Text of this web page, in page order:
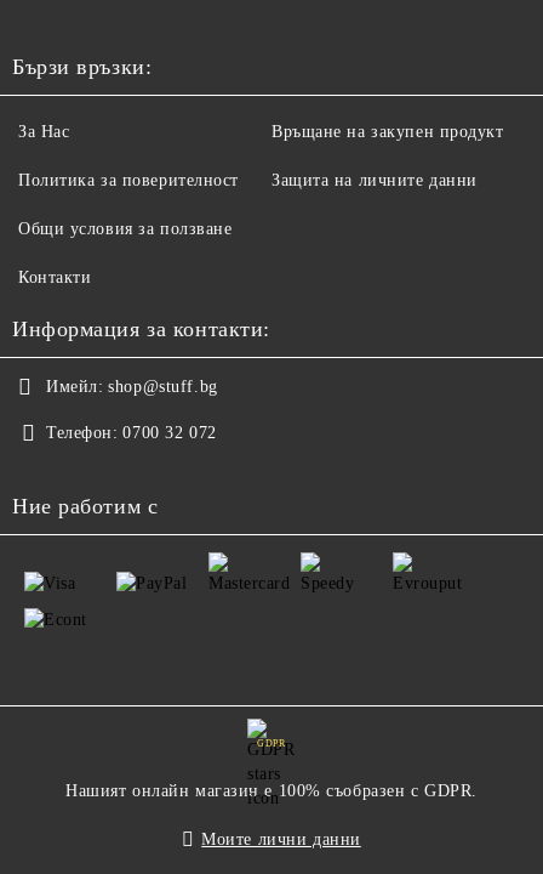
Бързи връзки:
За Нас
Политика за поверителност
Общи условия за ползване
Контакти
Връщане на закупен продукт
Защита на личните данни
Информация за контакти:
Имейл: shop@stuff.bg
Телефон: 0700 32 072
Ние работим с
GDPR
Нашият онлайн магазин е 100% съобразен с GDPR.
Моите лични данни